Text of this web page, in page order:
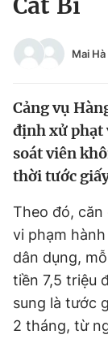
Video
Sản phẩm khác
Tiện ích
Thông tin
Đăng xuất
Mai Hà
Cảng vụ
định xử phạt
soát viên
thời tước
Theo đó, căn
vi phạm
dân dụng,
tiền 7,5 triệu
sung là tước
2 tháng, từ